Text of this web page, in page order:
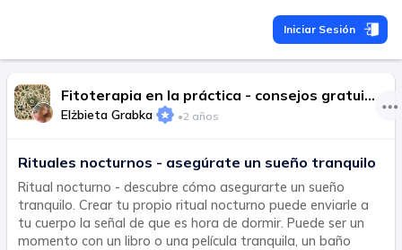
Iniciar Sesión
Fitoterapia en la práctica - consejos gratuitos de expertos
Elżbieta Grabka •2 años
Rituales nocturnos - asegúrate un sueño tranquilo
Ritual nocturno - descubre cómo asegurarte un sueño
tranquilo. Crear tu propio ritual nocturno puede enviarle a
tu cuerpo la señal de que es hora de dormir. Puede ser un
momento con un libro o una película tranquila, un baño